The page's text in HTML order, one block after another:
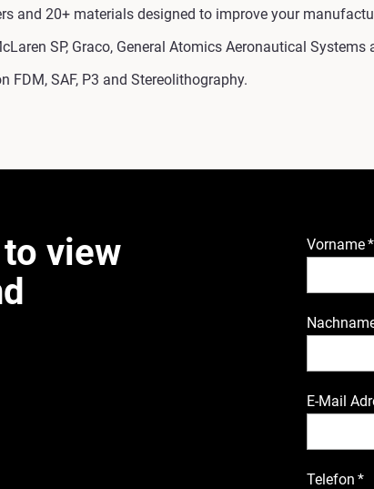
and 20+ materials designed to improve your
SP, Graco, General Atomics Aeronautical
FDM, SAF, P3 and Stereolithography.
view
Vorname*
E-Mail
Telefon *